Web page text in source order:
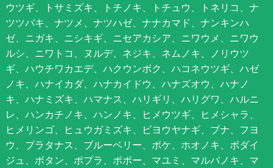
ウツギ、トサミズキ、トチノキ、トチュウ、トネリコ、ナ
ツツバキ、ナツメ、ナツハゼ、ナナカマド、ナンキンハ
ゼ、ニガキ、ニシキギ、ニセアカシア、ニワウメ、ニワウ
ルシ、ニワトコ、ヌルデ、ネジキ、ネムノキ、ノリウツ
ギ、ハウチワカエデ、ハクウンボク、ハコネウツギ、ハゼ
ノキ、ハナイカダ、ハナカイドウ、ハナズオウ、ハナノ
キ、ハナミズキ、ハマナス、ハリギリ、ハリグワ、ハルニ
レ、ハンカチノキ、ハンノキ、ヒメウツギ、ヒメシャラ、
ヒメリンゴ、ヒュウガミズキ、ビヨウヤナギ、ブナ、フヨ
ウ、プラタナス、ブルーベリー、ボケ、ホオノキ、ボダイ
ジュ、ボタン、ポプラ、ポポー、マユミ、マルバノキ、マ